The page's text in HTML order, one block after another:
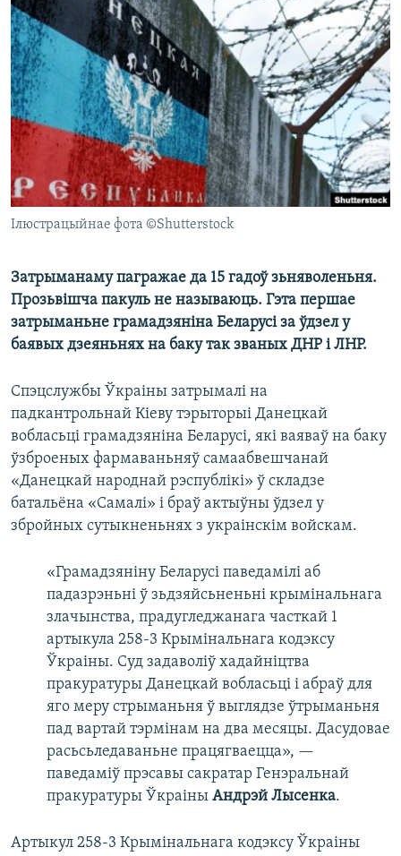
КАЛЯНДАР
НА ХВАЛЯХ СВАБОДЫ
Ілюстрацыйнае фота ©Shutterstock
Затрыманаму пагражае да 15 гадоў зьняволеньня.
Прозьвішча пакуль не называюць. Гэта першае
затрыманьне грамадзяніна Беларусі за ўдзел у
баявых дзеяньнях на баку так званых ДНР і ЛНР.
Спэцслужбы Ўкраіны затрымалі на
падкантрольнай Кіеву тэрыторыі Данецкай
вобласьці грамадзяніна Беларусі, які ваяваў на баку
ўзброеных фармаваньняў самаабвешчанай
«Данецкай народнай рэспублікі» ў складзе
батальёна «Самалі» і браў актыўны ўдзел у
збройных сутыкненьнях з украінскім войскам.
«Грамадзяніну Беларусі паведамілі аб
падазрэньні ў зьдзяйсьненьні крымінальнага
злачынства, прадугледжанага часткай 1
артыкула 258-3 Крымінальнага кодэксу
Ўкраіны. Суд задаволіў хадайніцтва
пракуратуры Данецкай вобласьці і абраў для
яго меру стрыманьня ў выглядзе ўтрыманьня
пад вартай тэрмінам на два месяцы. Дасудовае
расьсьледаваньне працягваецца», —
паведаміў прэсавы сакратар Генэральнай
пракуратуры Ўкраіны Андрэй Лысенка.
Артыкул 258-3 Крымінальнага кодэксу Ўкраіны